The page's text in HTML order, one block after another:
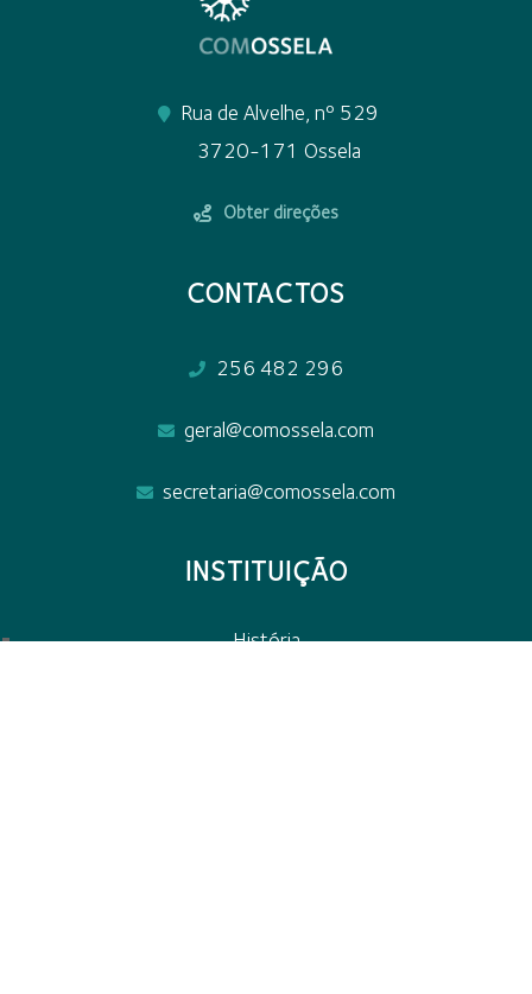
Rua de Alvelhe, nº 529
3720-171 Ossela
Obter direções
CONTACTOS
256 482 296
geral@comossela.com
secretaria@comossela.com
INSTITUIÇÃO
História